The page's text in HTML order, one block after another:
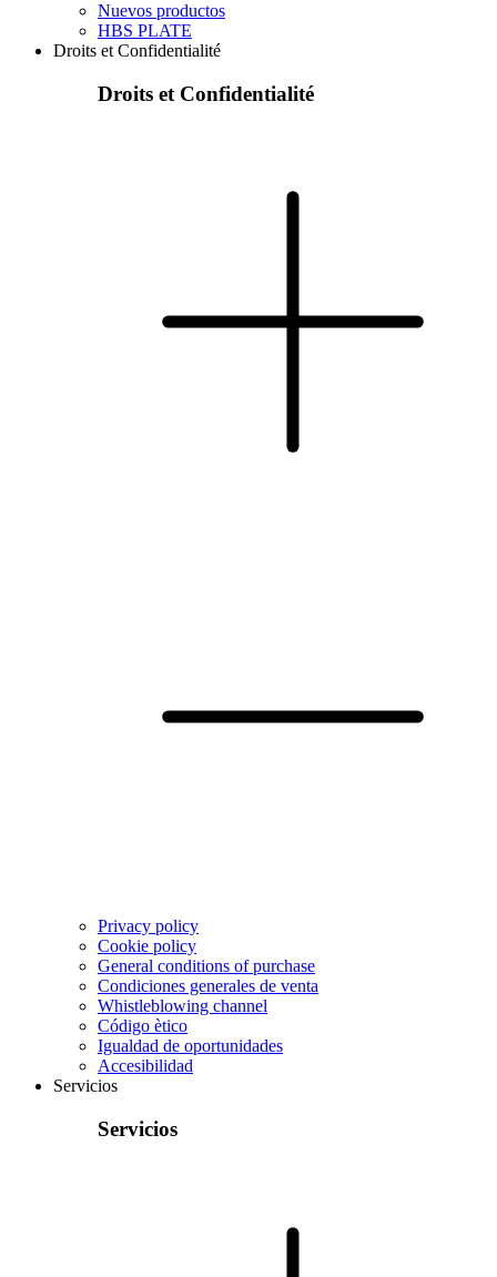
Nuevos productos
HBS PLATE
Droits et Confidentialité
Droits et Confidentialité
Privacy policy
Cookie policy
General conditions of purchase
Condiciones generales de venta
Whistleblowing channel
Código ètico
Igualdad de oportunidades
Accesibilidad
Servicios
Servicios